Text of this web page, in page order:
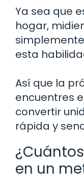
Ya sea que
hogar,
esta
Así que la
encuentres
convertir
rápida y
en un